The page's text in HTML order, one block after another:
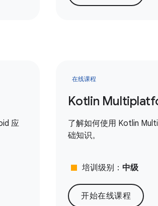
应
在线课程
Kotlin
了解如何使用 Kotlin
础知识。
stop 培训级别： 中级
开始在线课程